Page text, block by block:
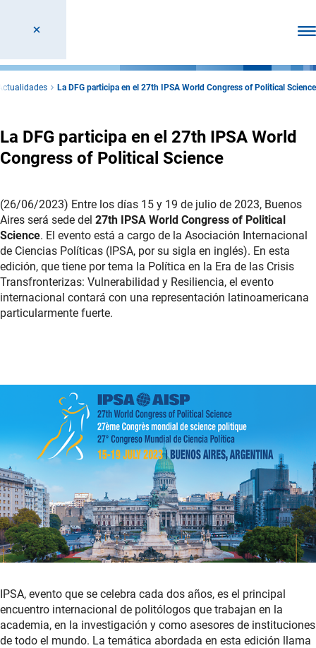
La DFG participa en el 27th IPSA World Congress of Political Science
La DFG participa en el 27th IPSA World
Congress of Political Science
(26/06/2023) Entre los días 15 y 19 de julio de 2023, Buenos
Aires será sede del 27th IPSA World Congress of Political
Science. El evento está a cargo de la Asociación Internacional
de Ciencias Políticas (IPSA, por su sigla en inglés). En esta
edición, que tiene por tema la Política en la Era de las Crisis
Transfronterizas: Vulnerabilidad y Resiliencia, el evento
internacional contará con una representación latinoamericana
particularmente fuerte.
IPSA, evento que se celebra cada dos años, es el principal
encuentro internacional de politólogos que trabajan en la
academia, en la investigación y como asesores de instituciones
de todo el mundo. La temática abordada en esta edición llama